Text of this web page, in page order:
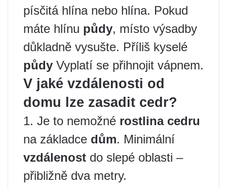
písčitá hlína nebo hlína. Pokud
máte hlínu půdy, místo výsadby
důkladně vysušte. Příliš kyselé
půdy Vyplatí se přihnojit vápnem.
V jaké vzdálenosti od
domu lze zasadit cedr?
1. Je to nemožné rostlina cedru
na základce dům. Minimální
vzdálenost do slepé oblasti –
přibližně dva metry.